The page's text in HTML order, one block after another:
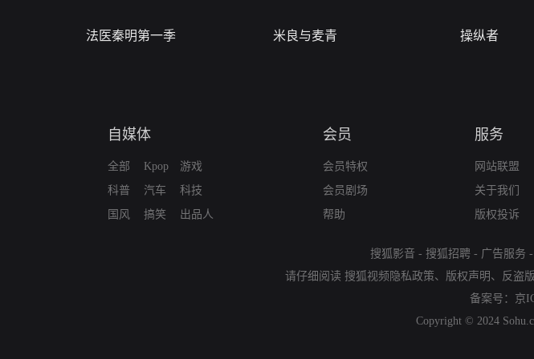
法医秦明第一季 米良与麦青 操纵者
自媒体
全部
科普
国风
Kpop
汽车
搞笑
游戏
科技
出品人
会员
会员特权
会员剧场
帮助
服务
网站联盟
关于我们
版权投诉
搜狐影音 - 搜狐招聘 - 广告服务 -
请仔细阅读 搜狐视频隐私政策、 版权声明 、 反盗
备案号： 京
Copyright © 2024